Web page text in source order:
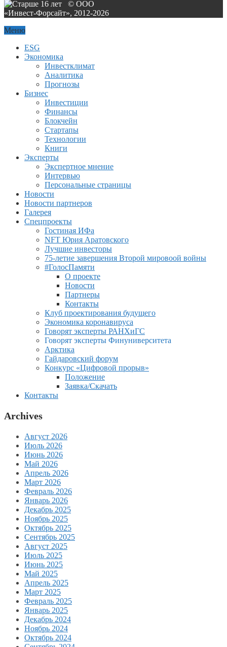
© ООО
«Инвест-Форсайт», 2012-2026
Меню
ESG
Экономика
Инвестклимат
Аналитика
Прогнозы
Бизнес
Инвестиции
Финансы
Блокчейн
Стартапы
Технологии
Книги
Эксперты
Экспертное мнение
Интервью
Персональные страницы
Новости
Новости партнеров
Галерея
Спецпроекты
Гостиная ИФа
NFT Юрия Аратовского
Лучшие инвесторы
75-летие завершения Второй мировоой войны
#ГолосПамяти
О проекте
Новости
Партнеры
Контакты
Клуб проектирования будущего
Экономика коронавируса
Говорят эксперты РАНХиГС
Говорят эксперты Финуниверситета
Арктика
Гайдаровский форум
Конкурс «Цифровой прорыв»
Положение
Заявка/Скачать
Контакты
Archives
Август 2026
Июль 2026
Июнь 2026
Май 2026
Апрель 2026
Март 2026
Февраль 2026
Январь 2026
Декабрь 2025
Ноябрь 2025
Октябрь 2025
Сентябрь 2025
Август 2025
Июль 2025
Июнь 2025
Май 2025
Апрель 2025
Март 2025
Февраль 2025
Январь 2025
Декабрь 2024
Ноябрь 2024
Октябрь 2024